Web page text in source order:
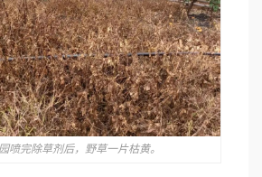
喷完除草剂后，野草一片枯黄。